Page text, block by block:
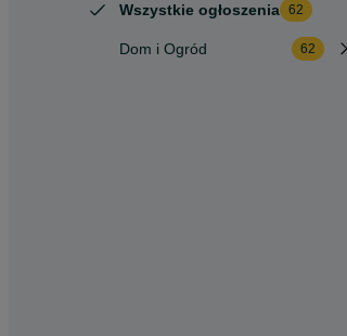
Wszystkie ogłoszenia 62
Dom i Ogród 62